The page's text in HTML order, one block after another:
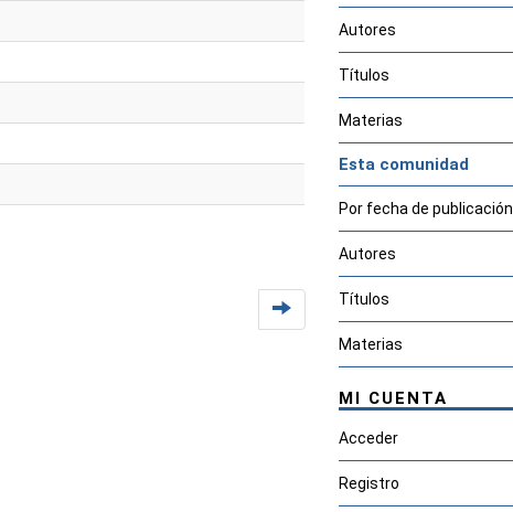
Autores
Títulos
Materias
Esta comunidad
Por fecha de publicación
Autores
Títulos
Materias
MI CUENTA
Acceder
Registro